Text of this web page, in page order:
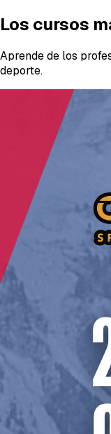
Los cursos
Aprende de los
deporte.